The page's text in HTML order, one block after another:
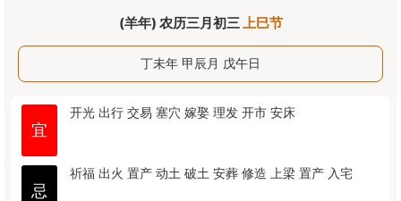
(羊年) 农历三月初三 上巳节
丁未年 甲辰月 戊午日
宜
开光 出行 交易 塞穴 嫁娶 理发 开市 安床
忌
祈福 出火 置产 动土 破土 安葬 修造 上梁 置产 入宅